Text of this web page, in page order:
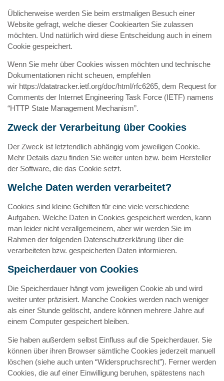
Üblicherweise werden Sie beim erstmaligen Besuch einer
Website gefragt, welche dieser Cookiearten Sie zulassen
möchten. Und natürlich wird diese Entscheidung auch in einem
Cookie gespeichert.
Wenn Sie mehr über Cookies wissen möchten und technische
Dokumentationen nicht scheuen, empfehlen
wir https://datatracker.ietf.org/doc/html/rfc6265, dem Request for
Comments der Internet Engineering Task Force (IETF) namens
“HTTP State Management Mechanism”.
Zweck der Verarbeitung über Cookies
Der Zweck ist letztendlich abhängig vom jeweiligen Cookie.
Mehr Details dazu finden Sie weiter unten bzw. beim Hersteller
der Software, die das Cookie setzt.
Welche Daten werden verarbeitet?
Cookies sind kleine Gehilfen für eine viele verschiedene
Aufgaben. Welche Daten in Cookies gespeichert werden, kann
man leider nicht verallgemeinern, aber wir werden Sie im
Rahmen der folgenden Datenschutzerklärung über die
verarbeiteten bzw. gespeicherten Daten informieren.
Speicherdauer von Cookies
Die Speicherdauer hängt vom jeweiligen Cookie ab und wird
weiter unter präzisiert. Manche Cookies werden nach weniger
als einer Stunde gelöscht, andere können mehrere Jahre auf
einem Computer gespeichert bleiben.
Sie haben außerdem selbst Einfluss auf die Speicherdauer. Sie
können über ihren Browser sämtliche Cookies jederzeit manuell
löschen (siehe auch unten “Widerspruchsrecht”). Ferner werden
Cookies, die auf einer Einwilligung beruhen, spätestens nach